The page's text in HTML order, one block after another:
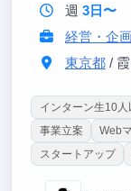
挑戦してみ
週 3日〜
経営・企
東京都/ 霞
インターン生10人
事業立案
Web
スタートアップ